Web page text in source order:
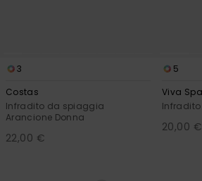
3
Costas
Infradito da spiaggia
Arancione Donna
22,00 €
5
Viva
20,00 €